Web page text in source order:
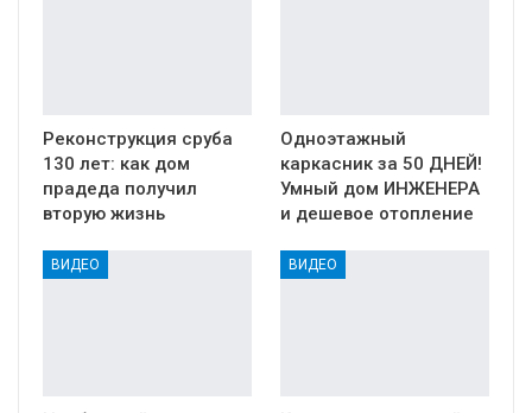
Реконструкция сруба
130 лет: как дом
прадеда получил
вторую жизнь
Одноэтажный
каркасник за 50 ДНЕЙ!
Умный дом ИНЖЕНЕРА
и дешевое отопление
ВИДЕО ВИДЕО